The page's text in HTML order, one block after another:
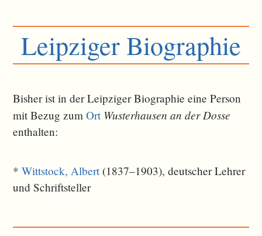
Leipziger Biographie
Bisher ist in der Leipziger Biographie eine Person
mit Bezug zumOrt Wusterhausen an der Dosse
ent­halten:
*Wittstock, Albert (1837–1903), deutscher Lehrer
und Schriftsteller